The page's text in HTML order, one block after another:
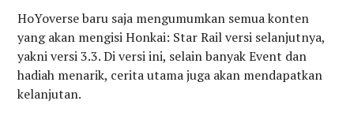
HoYoverse baru saja mengumumkan semua konten
yang akan mengisi Honkai: Star Rail versi selanjutnya,
yakni versi 3.3. Di versi ini, selain banyak Event dan
hadiah menarik, cerita utama juga akan mendapatkan
kelanjutan.